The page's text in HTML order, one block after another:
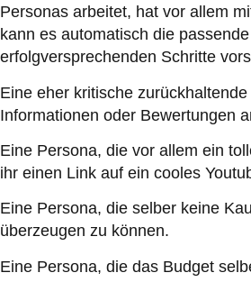
Personas arbeitet, hat vor allem
kann es automatisch die
erfolgversprechenden Schritte
Eine eher kritische
Informationen oder Bewertungen
Eine Persona, die vor allem ein
ihr einen Link auf ein cooles
Eine Persona, die selber keine
überzeugen zu können.
Eine Persona, die das Budget